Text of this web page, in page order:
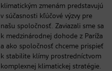
klimatickým zmenám predstavujú
v súčasnosti kľúčové výzvy pre
našu spoločnosť. Zaviazali sme sa
k medzinárodnej dohode z Paríža
a ako spoločnosť chceme prispieť
k stabilite klímy prostredníctvom
komplexnej klimatickej stratégie.